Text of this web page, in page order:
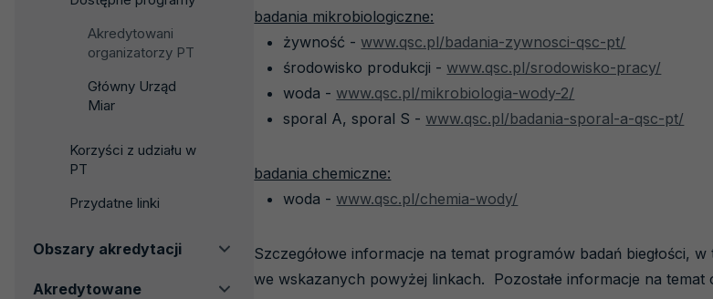
Akredytowani
organizatorzy PT
Główny Urząd
Miar
Korzyści z udziału w
PT
Przydatne linki
Obszary akredytacji
Akredytowane
badania mikrobiologiczne:
żywność - www.qsc.pl/badania-zywnosci-qsc-pt/
środowisko produkcji - www.qsc.pl/srodowisko-pracy/
woda - www.qsc.pl/mikrobiologia-wody-2/
sporal A, sporal S - www.qsc.pl/badania-sporal-a-qsc-pt/
badania chemiczne:
woda - www.qsc.pl/chemia-wody/
Szczegółowe informacje na temat programów badań biegłości,
we wskazanych powyżej linkach. Pozostałe informacje na temat